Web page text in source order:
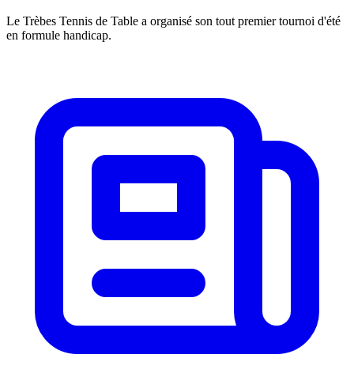
Le Trèbes Tennis de Table a organisé son tout premier tournoi d'été
en formule handicap.